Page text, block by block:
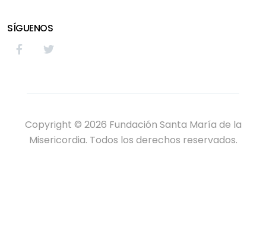
SÍGUENOS
Copyright © 2026 Fundación Santa María de la
Misericordia. Todos los derechos reservados.